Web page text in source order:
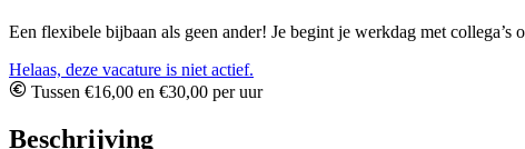
Een flexibele bijbaan als geen ander! Je begint je werkdag met
Helaas, deze vacature is niet actief.
Tussen €16,00 en €30,00 per uur
Beschrijving